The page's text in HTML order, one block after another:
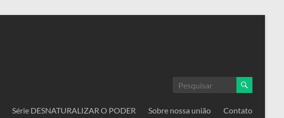
Série DESNATURALIZAR O PODER Sobre nossa união Contato